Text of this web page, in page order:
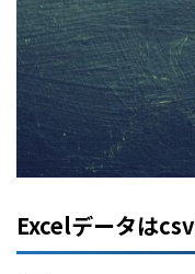
Excelデータは